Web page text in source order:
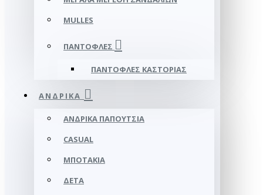
MULLES
ΠΑΝΤΌΦΛΕΣ
ΠΑΝΤΌΦΛΕΣ ΚΑΣΤΟΡΙΆΣ
ΑΝΔΡΙΚΆ
ΑΝΔΡΙΚΆ ΠΑΠΟΎΤΣΙΑ
CASUAL
ΜΠΟΤΆΚΙΑ
ΔΕΤΆ